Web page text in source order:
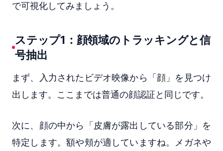
で可視化してみましょう。
ステップ1：顔領域のトラッキングと信
号抽出
まず、入力されたビデオ映像から「顔」を見つけ
出します。ここまでは普通の顔認証と同じです。
次に、顔の中から「皮膚が露出している部分」を
特定します。額や頬が適していますね。メガネや